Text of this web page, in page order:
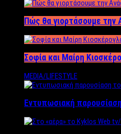
Πώς θα γιορτάσουμε την
Σοφία και Μαίρη
MEDIA/LIFESTYLE
Εντυπωσιακή